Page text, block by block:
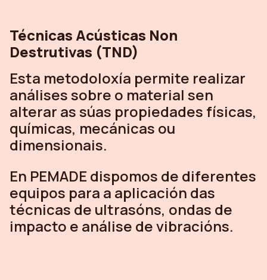
Técnicas Acústicas Non
Destrutivas (TND)
Esta metodoloxía permite realizar
análises sobre o material sen
alterar as súas propiedades físicas,
químicas, mecánicas ou
dimensionais.
En PEMADE dispomos de diferentes
equipos para a aplicación das
técnicas de ultrasóns, ondas de
impacto e análise de vibracións.